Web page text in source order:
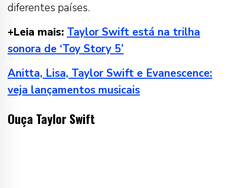
diferentes países.
+Leia mais: Taylor Swift está na trilha
sonora de ‘Toy Story 5’
Anitta, Lisa, Taylor Swift e Evanescence:
veja lançamentos musicais
Ouça Taylor Swift